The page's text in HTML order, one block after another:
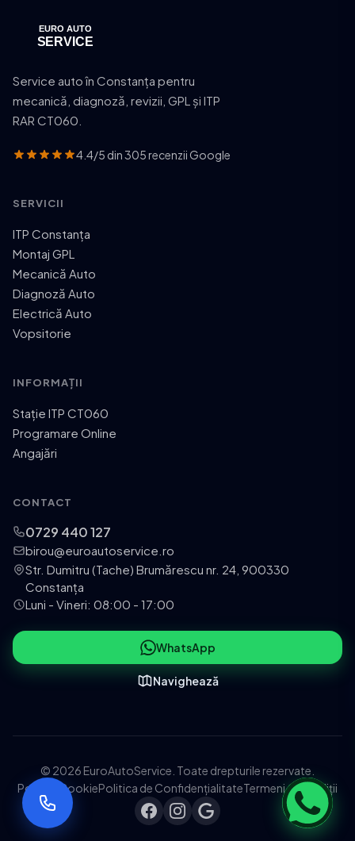
Service auto în Constanța pentru
mecanică, diagnoză, revizii, GPL și ITP
RAR CT060.
4.4/5 din 305 recenzii Google
SERVICII
ITP Constanța
Montaj GPL
Mecanică Auto
Diagnoză Auto
Electrică Auto
Vopsitorie
INFORMAȚII
Stație ITP CT060
Programare Online
Angajări
CONTACT
0729 440 127
birou@euroautoservice.ro
Str. Dumitru (Tache) Brumărescu nr. 24, 900330
Constanța
Luni - Vineri: 08:00 - 17:00
WhatsApp
Navighează
© 2026 EuroAutoService. Toate drepturile rezervate.
Politica CookiePolitica de ConfidențialitateTermeni și Condiții